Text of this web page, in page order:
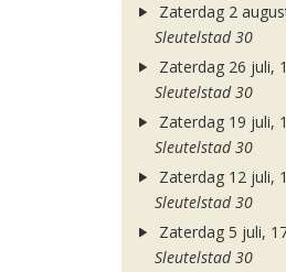
Zaterdag 2
Sleutelstad 30
Zaterdag 26 juli,
Sleutelstad 30
Zaterdag 19 juli,
Sleutelstad 30
Zaterdag 12 juli,
Sleutelstad 30
Zaterdag 5 juli,
Sleutelstad 30